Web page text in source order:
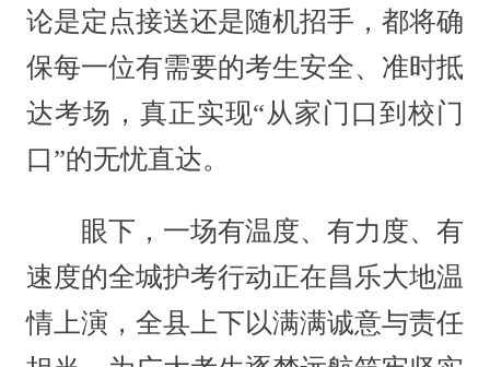
论是定点接送还是随机招手，都将确
保每一位有需要的考生安全、准时抵
达考场，真正实现“从家门口到校门
口”的无忧直达。
眼下，一场有温度、有力度、有
速度的全城护考行动正在昌乐大地温
情上演，全县上下以满满诚意与责任